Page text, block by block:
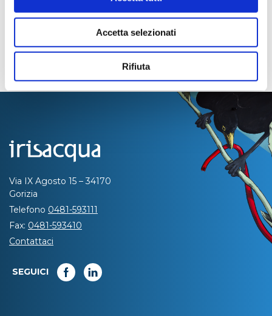
Accetta selezionati
Rifiuta
Via IX Agosto 15 – 34170
Gorizia
Telefono 0481-593111
Fax: 0481-593410
Contattaci
SEGUICI